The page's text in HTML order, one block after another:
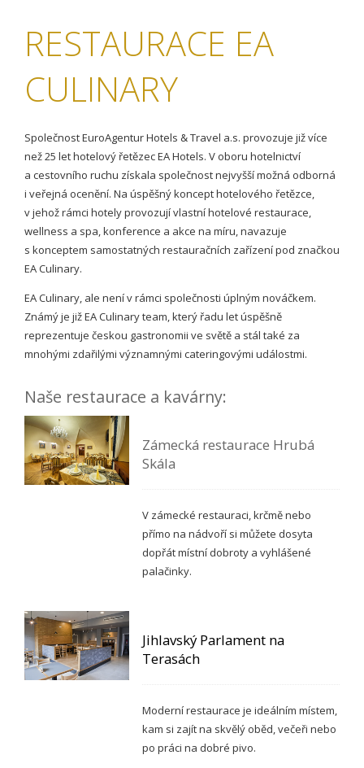
RESTAURACE EA
CULINARY
Společnost EuroAgentur Hotels & Travel a.s. provozuje již více
než 25 let hotelový řetězec EA Hotels. V oboru hotelnictví
a cestovního ruchu získala společnost nejvyšší možná odborná
i veřejná ocenění. Na úspěšný koncept hotelového řetězce,
v jehož rámci hotely provozují vlastní hotelové restaurace,
wellness a spa, konference a akce na míru, navazuje
s konceptem samostatných restauračních zařízení pod značkou
EA Culinary.
EA Culinary, ale není v rámci společnosti úplným nováčkem.
Známý je již EA Culinary team, který řadu let úspěšně
reprezentuje českou gastronomii ve světě a stál také za
mnohými zdařilými významnými cateringovými událostmi.
Naše restaurace a kavárny:
Zámecká restaurace Hrubá
Skála
V zámecké restauraci, krčmě nebo
přímo na nádvoří si můžete dosyta
dopřát místní dobroty a vyhlášené
palačinky.
Jihlavský Parlament na
Terasách
Moderní restaurace je ideálním místem,
kam si zajít na skvělý oběd, večeři nebo
po práci na dobré pivo.